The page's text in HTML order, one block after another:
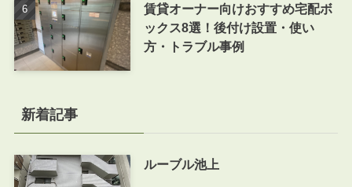
賃貸オーナー向けおすすめ宅配ボ
ックス8選！後付け設置・使い
方・トラブル事例
新着記事
ルーブル池上